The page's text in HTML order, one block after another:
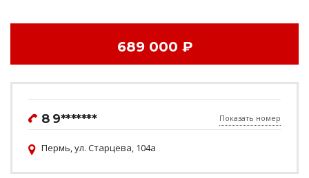
689 000 ₽
8 9******* Показать номер
Пермь, ул. Старцева, 104а